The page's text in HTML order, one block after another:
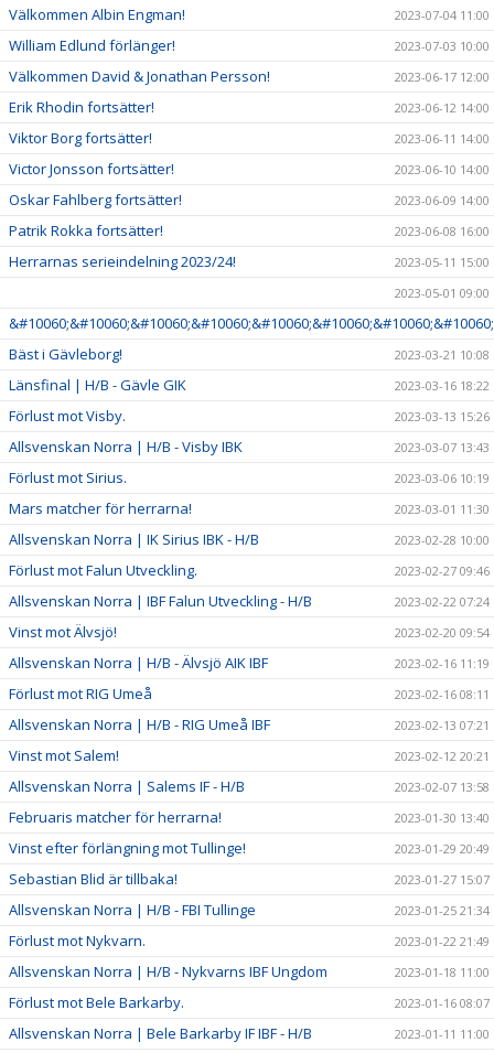
Välkommen Albin Engman! 2023-07-04 11:00
William Edlund förlänger! 2023-07-03 10:00
Välkommen David & Jonathan Persson! 2023-06-17 12:00
Erik Rhodin fortsätter! 2023-06-12 14:00
Viktor Borg fortsätter! 2023-06-11 14:00
Victor Jonsson fortsätter! 2023-06-10 14:00
Oskar Fahlberg fortsätter! 2023-06-09 14:00
Patrik Rokka fortsätter! 2023-06-08 16:00
Herrarnas serieindelning 2023/24!
2023-05-11 15:00
2023-05-01 09:00
Bäst i Gävleborg!
2023-03-21 10:08
Länsfinal | H/B - Gävle GIK 2023-03-16 18:22
Förlust mot Visby. 2023-03-13 15:26
Allsvenskan Norra | H/B - Visby IBK 2023-03-07 13:43
Förlust mot Sirius. 2023-03-06 10:19
Mars matcher för herrarna! 2023-03-01 11:30
Allsvenskan Norra | IK Sirius IBK - H/B 2023-02-28 10:00
Förlust mot Falun Utveckling. 2023-02-27 09:46
Allsvenskan Norra | IBF Falun Utveckling - H/B 2023-02-22 07:24
Vinst mot Älvsjö! 2023-02-20 09:54
Allsvenskan Norra | H/B - Älvsjö AIK IBF 2023-02-16 11:19
Förlust mot RIG Umeå 2023-02-16 08:11
Allsvenskan Norra | H/B - RIG Umeå IBF 2023-02-13 07:21
Vinst mot Salem! 2023-02-12 20:21
Allsvenskan Norra | Salems IF - H/B 2023-02-07 13:58
Februaris matcher för herrarna! 2023-01-30 13:40
Vinst efter förlängning mot Tullinge! 2023-01-29 20:49
Sebastian Blid är tillbaka! 2023-01-27 15:07
Allsvenskan Norra | H/B - FBI Tullinge 2023-01-25 21:34
Förlust mot Nykvarn. 2023-01-22 21:49
Allsvenskan Norra | H/B - Nykvarns IBF Ungdom 2023-01-18 11:00
Förlust mot Bele Barkarby. 2023-01-16 08:07
Allsvenskan Norra | Bele Barkarby IF IBF - H/B 2023-01-11 11:00